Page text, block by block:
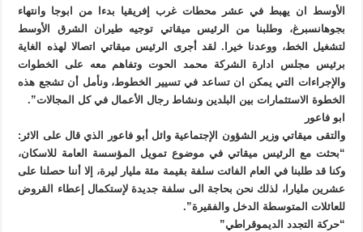
الأوسط ان يهبط في عشر محطات غرب إفريقيا بدءا من ابوجا وانتهاء
بجوهانسبرغ، وطلبنا من الرئيس ميقاتي توجيه طيران الشرق الأوسط
لتشغيل الخط، ووعدنا خيرا. لقد أجرى الرئيس ميقاتي اتصالا لهذه الغاية
برئيس مجلس ادارة الشركة محمد الحوت وتفاهم معه على الخطوات
والإجراءات التي يمكن ان تساعد في تسيير الخطوط، ونأمل أن تشجع هذه
الخطوة الاستثمارات بين البلدين ونشاط رجال الأعمال في كل المجالات”.
ابو فاعور
والتقى ميقاتي وزير الشؤون الإجتماعية وائل أبو فاعور الذي قال على الاثر:
“بحثت مع الرئيس ميقاتي في موضوع تمويل المؤسسة العامة للاسكان،
وكنا قد طلبنا في العام الفائت سلفة بقيمة مئة مليار ليرة، إلا أننا حصلنا على
عشرين مليارا، لذلك نحن بحاجة الى سلفة جديدة لإستكمال إعطاء القروض
للعائلات المتوسطة الدخل والفقيرة”.
“حركة التجدد الديموقراطي”